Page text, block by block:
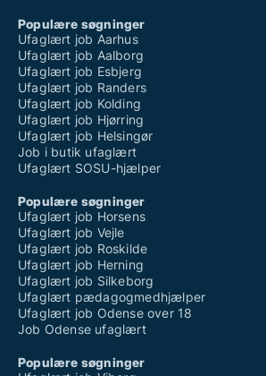
Populære søgninger
Ufaglært job Aarhus
Ufaglært job Aalborg
Ufaglært job Esbjerg
Ufaglært job Randers
Ufaglært job Kolding
Ufaglært job Hjørring
Ufaglært job Helsingør
Job i butik ufaglært
Ufaglært SOSU-hjælper
Populære søgninger
Ufaglært job Horsens
Ufaglært job Vejle
Ufaglært job Roskilde
Ufaglært job Herning
Ufaglært job Silkeborg
Ufaglært pædagogmedhjælper
Ufaglært job Odense over 18
Job Odense ufaglært
Populære søgninger